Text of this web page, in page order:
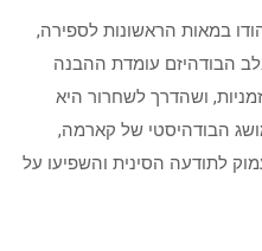
במאות הראשונות לספירה,
הבודהיזם עומדת ההבנה
ושהדרך לשחרור היא
הבודהיסטי של קארמה,
לתודעה הסינית והשפיעו על